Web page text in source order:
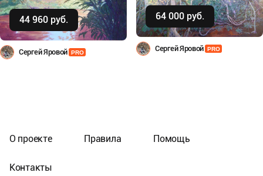
44 960 руб. Купить
Сергей Яровой PRO
64 000 руб. Купить
Сергей Яровой PRO
О проекте Правила Помощь
Контакты